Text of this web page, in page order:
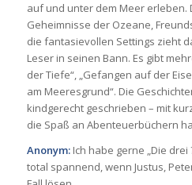
auf und unter dem Meer erleben.
Geheimnisse der Ozeane,
die fantasievollen Settings zieht
Leser in seinen Bann. Es gibt
der Tiefe“, „Gefangen auf der
am Meeresgrund“. Die
kindgerecht geschrieben – mit
die Spaß an Abenteuerbüchern
Anonym:Ich habe gerne „Die drei
total spannend, wenn Justus,